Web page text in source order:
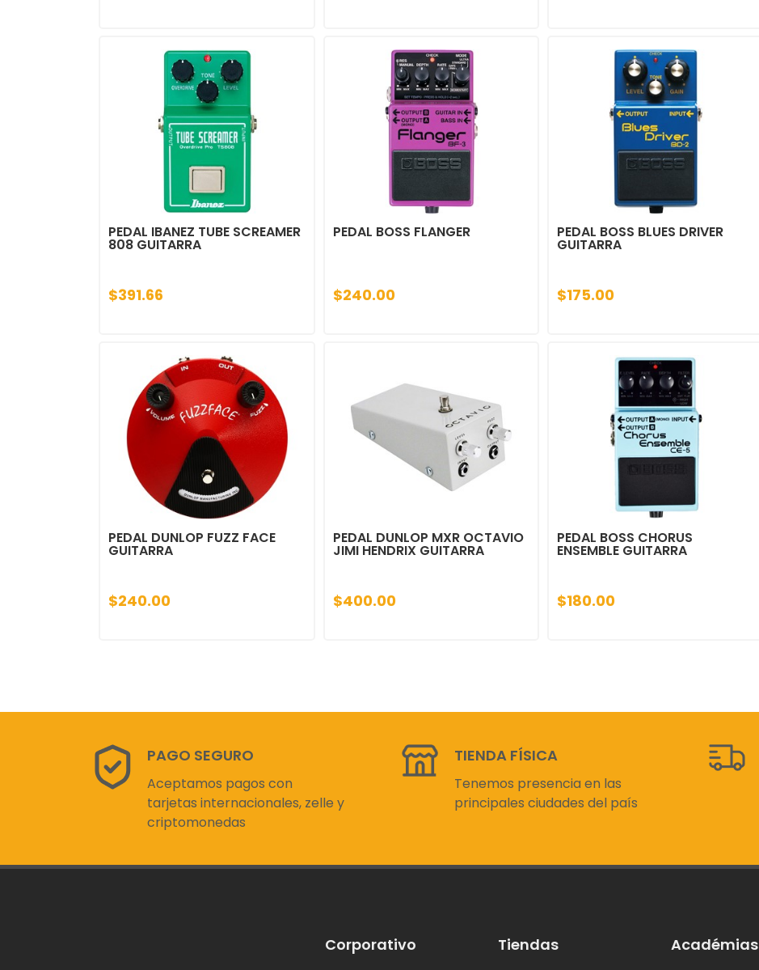
PEDAL IBANEZ TUBE SCREAMER
808 GUITARRA
$391.66
PEDAL BOSS FLANGER
$240.00
PEDAL BOSS BLUES DRIVER
GUITARRA
$175.00
PEDAL DUNLOP FUZZ FACE
GUITARRA
$240.00
PEDAL DUNLOP MXR OCTAVIO
JIMI HENDRIX GUITARRA
$400.00
PEDAL BOSS CHORUS
ENSEMBLE GUITARRA
$180.00
PAGO SEGURO
Aceptamos pagos con
tarjetas internacionales, zelle y
criptomonedas
TIENDA FÍSICA
Tenemos presencia en las
principales ciudades del país
Corporativo Tiendas Académias